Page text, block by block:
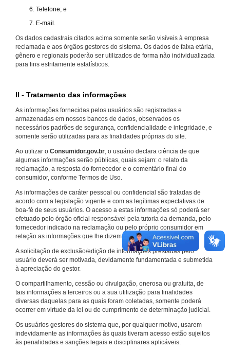
Telefone; e
E-mail.
Os dados cadastrais citados acima somente serão visíveis à empresa
reclamada e aos órgãos gestores do sistema. Os dados de faixa etária,
gênero e regionais poderão ser utilizados de forma não individualizada
para fins estritamente estatísticos.
II - Tratamento das informações
As informações fornecidas pelos usuários são registradas e
armazenadas em nossos bancos de dados, observados os
necessários padrões de segurança, confidencialidade e integridade, e
somente serão utilizadas para as finalidades próprias do site.
Ao utilizar o Consumidor.gov.br, o usuário declara ciência de que
algumas informações serão públicas, quais sejam: o relato da
reclamação, a resposta do fornecedor e o comentário final do
consumidor, conforme Termos de Uso.
As informações de caráter pessoal ou confidencial são tratadas de
acordo com a legislação vigente e com as legítimas expectativas de
boa-fé de seus usuários. O acesso a estas informações só poderá ser
efetuado pelo órgão oficial responsável pela tutoria da demanda, pelo
fornecedor indicado na reclamação ou pelo próprio consumidor em
relação as informações que lhe dizem respeito.
A solicitação de exclusão/edição de informações prestadas pelo
usuário deverá ser motivada, devidamente fundamentada e submetida
à apreciação do gestor.
O compartilhamento, cessão ou divulgação, onerosa ou gratuita, de
tais informações a terceiros ou a sua utilização para finalidades
diversas daquelas para as quais foram coletadas, somente poderá
ocorrer em virtude da lei ou de cumprimento de determinação judicial.
Os usuários gestores do sistema que, por qualquer motivo, usarem
indevidamente as informações às quais tiveram acesso estão sujeitos
às penalidades e sanções legais e disciplinares aplicáveis.